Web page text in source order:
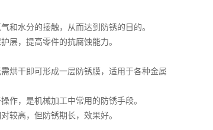
水分的接触，从而达到防锈的目的。
，提高零件的抗腐蚀能力。
干即可形成一层防锈膜，适用于各种金属
，是机械加工中常用的防锈手段。
高，但防锈期长，效果好。